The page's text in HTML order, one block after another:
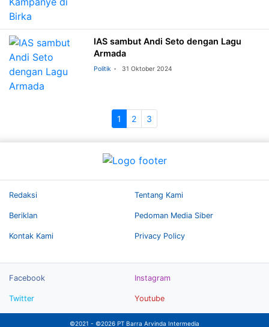
IAS sambut Andi Seto dengan Lagu
Armada
Politik 31 Oktober 2024
1 2 3
Redaksi Tentang Kami
Beriklan Pedoman Media Siber
Kontak Kami Privacy Policy
Facebook Instagram
Twitter Youtube
©2021 - ©2026 PT Barra Arvinda Intermedia